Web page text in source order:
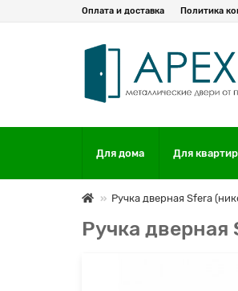
Оплата и доставка Политика
Для дома Для
Ручка дверная Sfera
Ручка